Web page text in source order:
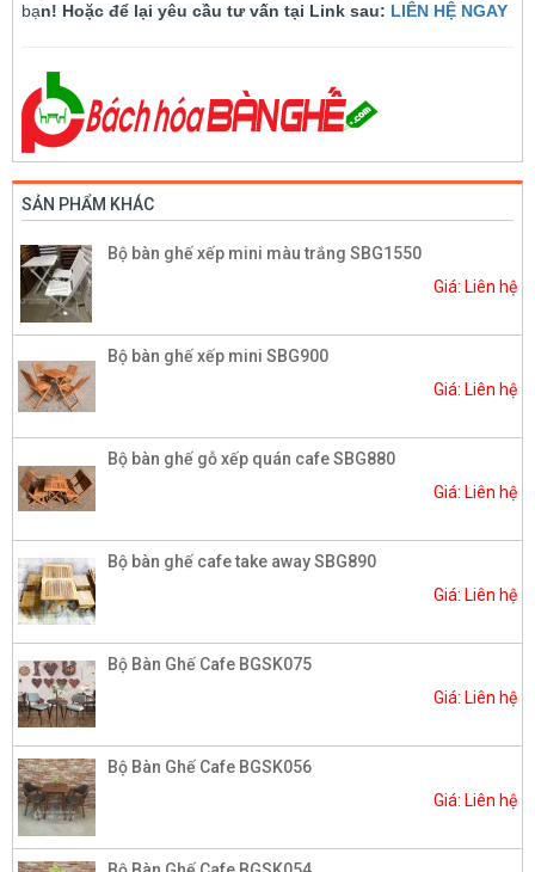
bạn! Hoặc để lại yêu cầu tư vấn tại Link sau: LIÊN HỆ NGAY
SẢN PHẨM KHÁC
Bộ bàn ghế xếp mini màu trắng SBG1550
Giá: Liên hệ
Bộ bàn ghế xếp mini SBG900
Giá: Liên hệ
Bộ bàn ghế gỗ xếp quán cafe SBG880
Giá: Liên hệ
Bộ bàn ghế cafe take away SBG890
Giá: Liên hệ
Bộ Bàn Ghế Cafe BGSK075
Giá: Liên hệ
Bộ Bàn Ghế Cafe BGSK056
Giá: Liên hệ